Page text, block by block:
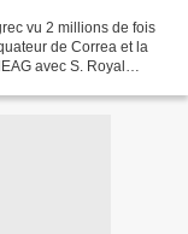
vu 2 millions de fois
de Correa et la
avec S. Royal